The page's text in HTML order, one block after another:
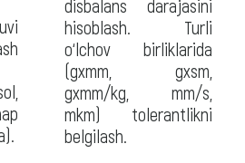
disbalans darajasini
hisoblash. Turli
o‘lchov birliklarida
(gxmm, gxsm,
gxmm/kg, mm/s,
mkm) tolerantlikni
belgilash.